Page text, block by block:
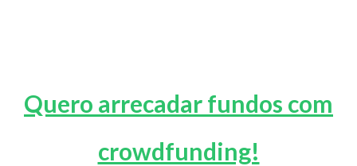
Quero arrecadar fundos com
crowdfunding!